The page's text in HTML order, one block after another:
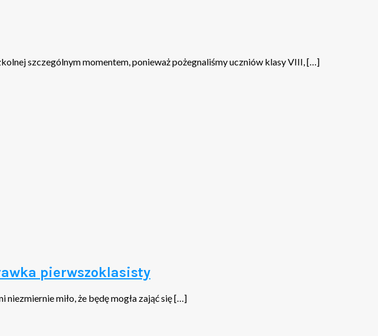
szczególnym momentem, ponieważ pożegnaliśmy uczniów klasy VIII, […]
pierwszoklasisty
miło, że będę mogła zająć się […]